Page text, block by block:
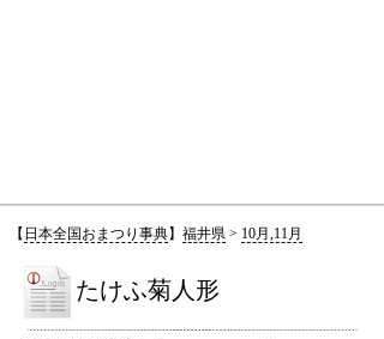
【 日本全国おまつり事典】 福井県> 10月,11月
たけふ菊人形